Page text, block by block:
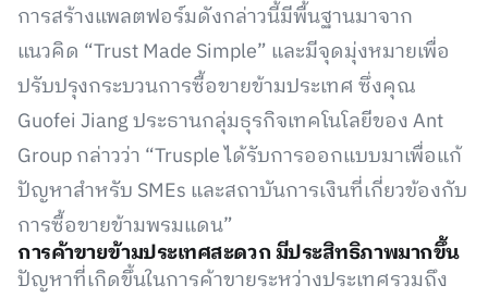
การสร้างแพลตฟอร์มดังกล่าวนี้มีพื้นฐานมาจาก
แนวคิด “Trust Made Simple” และมีจุดมุ่งหมายเพื่อ
ปรับปรุงกระบวนการซื้อขายข้ามประเทศ ซึ่งคุณ
Guofei Jiang ประธานกลุ่มธุรกิจเทคโนโลยีของ Ant
Group กล่าวว่า “Trusple ได้รับการออกแบบมาเพื่อแก้
ปัญหาสำหรับ SMEs และสถาบันการเงินที่เกี่ยวข้องกับ
การซื้อขายข้ามพรมแดน”
การค้าขายข้ามประเทศสะดวก มีประสิทธิภาพมากขึ้น
ปัญหาที่เกิดขึ้นในการค้าขายระหว่างประเทศรวมถึง